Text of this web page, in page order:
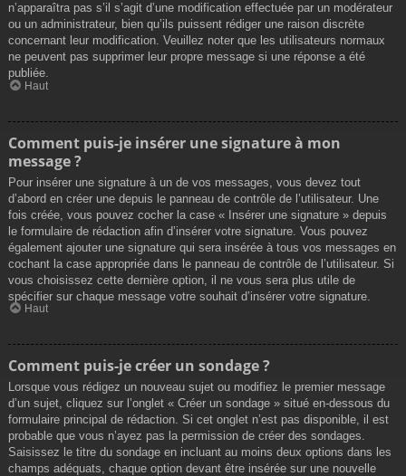
n’apparaîtra pas s’il s’agit d’une modification effectuée par un modérateur
ou un administrateur, bien qu’ils puissent rédiger une raison discrète
concernant leur modification. Veuillez noter que les utilisateurs normaux
ne peuvent pas supprimer leur propre message si une réponse a été
publiée.
Haut
Comment puis-je insérer une signature à mon
message ?
Pour insérer une signature à un de vos messages, vous devez tout
d’abord en créer une depuis le panneau de contrôle de l’utilisateur. Une
fois créée, vous pouvez cocher la case « Insérer une signature » depuis
le formulaire de rédaction afin d’insérer votre signature. Vous pouvez
également ajouter une signature qui sera insérée à tous vos messages en
cochant la case appropriée dans le panneau de contrôle de l’utilisateur. Si
vous choisissez cette dernière option, il ne vous sera plus utile de
spécifier sur chaque message votre souhait d’insérer votre signature.
Haut
Comment puis-je créer un sondage ?
Lorsque vous rédigez un nouveau sujet ou modifiez le premier message
d’un sujet, cliquez sur l’onglet « Créer un sondage » situé en-dessous du
formulaire principal de rédaction. Si cet onglet n’est pas disponible, il est
probable que vous n’ayez pas la permission de créer des sondages.
Saisissez le titre du sondage en incluant au moins deux options dans les
champs adéquats, chaque option devant être insérée sur une nouvelle